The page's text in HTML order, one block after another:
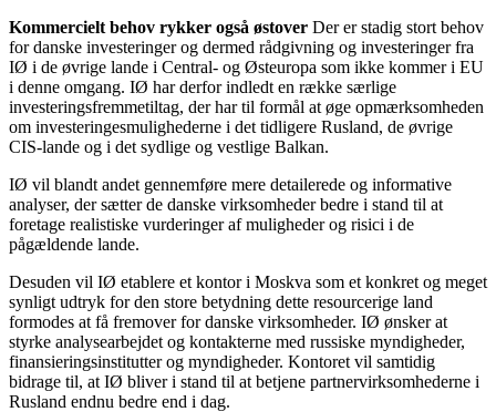
Kommercielt behov rykker også østover Der er stadig stort behov
for danske investeringer og dermed rådgivning og investeringer fra
IØ i de øvrige lande i Central- og Østeuropa som ikke kommer i EU
i denne omgang. IØ har derfor indledt en række særlige
investeringsfremmetiltag, der har til formål at øge opmærksomheden
om investeringesmulighederne i det tidligere Rusland, de øvrige
CIS-lande og i det sydlige og vestlige Balkan.
IØ vil blandt andet gennemføre mere detailerede og informative
analyser, der sætter de danske virksomheder bedre i stand til at
foretage realistiske vurderinger af muligheder og risici i de
pågældende lande.
Desuden vil IØ etablere et kontor i Moskva som et konkret og meget
synligt udtryk for den store betydning dette resourcerige land
formodes at få fremover for danske virksomheder. IØ ønsker at
styrke analysearbejdet og kontakterne med russiske myndigheder,
finansieringsinstitutter og myndigheder. Kontoret vil samtidig
bidrage til, at IØ bliver i stand til at betjene partnervirksomhederne i
Rusland endnu bedre end i dag.